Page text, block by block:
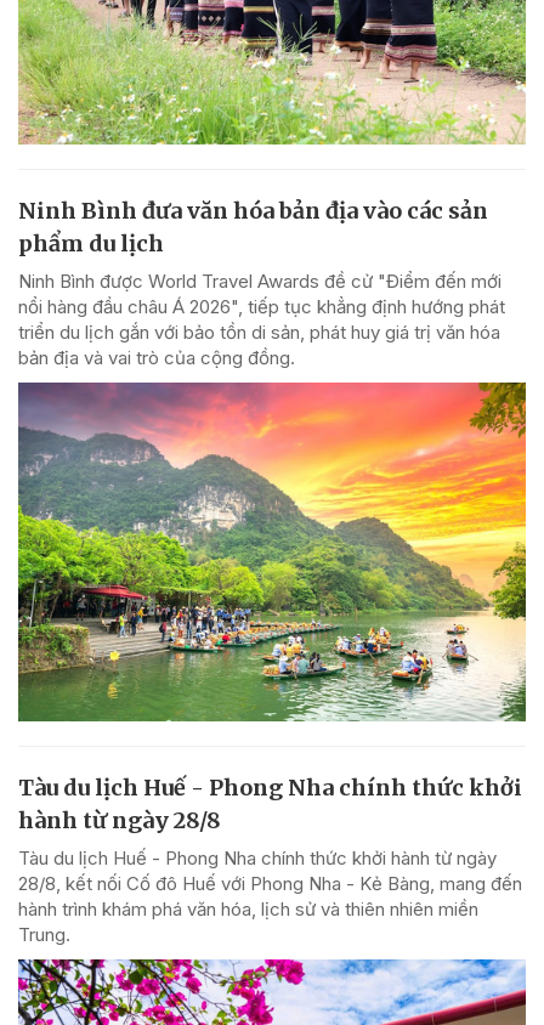
Ninh Bình đưa văn hóa bản địa vào các sản
phẩm du lịch
Ninh Bình được World Travel Awards đề cử "Điểm đến mới
nổi hàng đầu châu Á 2026", tiếp tục khẳng định hướng phát
triển du lịch gắn với bảo tồn di sản, phát huy giá trị văn hóa
bản địa và vai trò của cộng đồng.
Tàu du lịch Huế - Phong Nha chính thức khởi
hành từ ngày 28/8
Tàu du lịch Huế - Phong Nha chính thức khởi hành từ ngày
28/8, kết nối Cố đô Huế với Phong Nha - Kẻ Bàng, mang đến
hành trình khám phá văn hóa, lịch sử và thiên nhiên miền
Trung.